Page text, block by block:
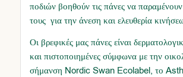
ποδιών βοηθούν τις πάνες να
τους για την άνεση και ελευθερία
Οι βρεφικές μας πάνες είναι
και πιστοποιημένες σύμφωνα με την
σήμανση Nordic Swan Ecolabel, το